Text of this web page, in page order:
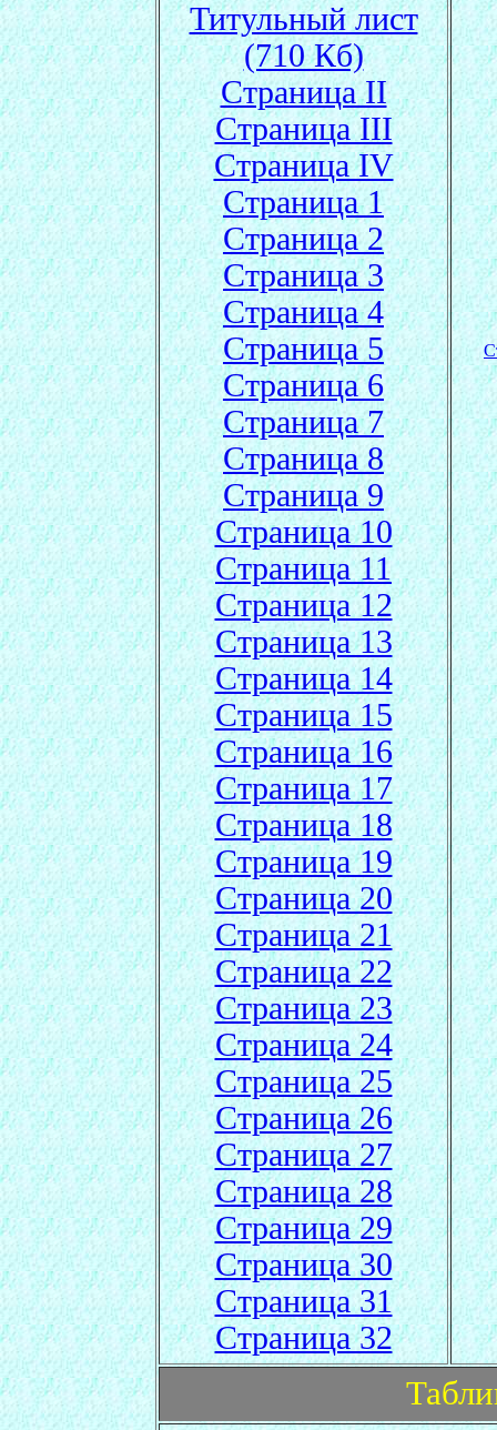
Титульный лист
(710 Кб)
Страница II
Страница III
Страница IV
Страница 1
Страница 2
Страница 3
Страница 4
Страница 5
Страница 6
Страница 7
Страница 8
Страница 9
Страница 10
Страница 11
Страница 12
Страница 13
Страница 14
Страница 15
Страница 16
Страница 17
Страница 18
Страница 19
Страница 20
Страница 21
Страница 22
Страница 23
Страница 24
Страница 25
Страница 26
Страница 27
Страница 28
Страница 29
Страница 30
Страница 31
Страница 32